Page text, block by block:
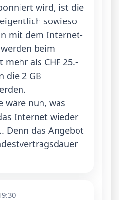
wird, ist die
sowieso
mit dem Internet-
beim
mehr als CHF 25.-
die 2 GB
wäre nun, was
Internet wieder
Denn das Angebot